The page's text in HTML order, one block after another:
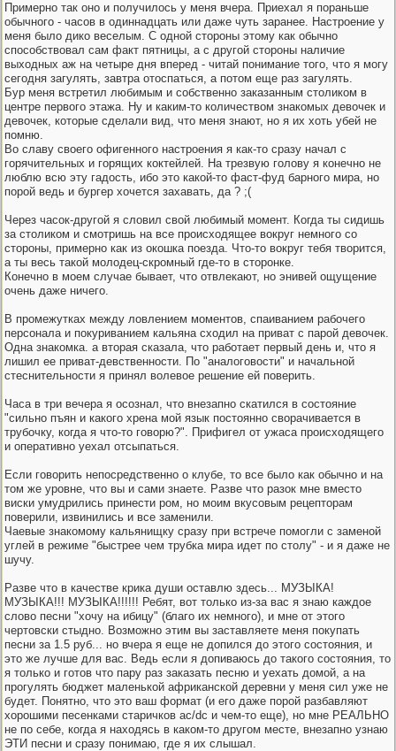
Примерно так оно и получилось у меня вчера. Приехал я пораньше
обычного - часов в одиннадцать или даже чуть заранее. Настроение у
меня было дико веселым. С одной стороны этому как обычно
способствовал сам факт пятницы, а с другой стороны наличие
выходных аж на четыре дня вперед - читай понимание того, что я могу
сегодня загулять, завтра отоспаться, а потом еще раз загулять.
Бур меня встретил любимым и собственно заказанным столиком в
центре первого этажа. Ну и каким-то количеством знакомых девочек и
девочек, которые сделали вид, что меня знают, но я их хоть убей не
помню.
Во славу своего офигенного настроения я как-то сразу начал с
горячительных и горящих коктейлей. На трезвую голову я конечно не
люблю всю эту гадость, ибо это какой-то фаст-фуд барного мира, но
порой ведь и бургер хочется захавать, да ? ;(
Через часок-другой я словил свой любимый момент. Когда ты сидишь
за столиком и смотришь на все происходящее вокруг немного со
стороны, примерно как из окошка поезда. Что-то вокруг тебя творится,
а ты весь такой молодец-скромный где-то в сторонке.
Конечно в моем случае бывает, что отвлекают, но энивей ощущение
очень даже ничего.
В промежутках между ловлением моментов, спаиванием рабочего
персонала и покуриванием кальяна сходил на приват с парой девочек.
Одна знакомка. а вторая сказала, что работает первый день и, что я
лишил ее приват-девственности. По "аналоговости" и начальной
стеснительности я принял волевое решение ей поверить.
Часа в три вечера я осознал, что внезапно скатился в состояние
"сильно пъян и какого хрена мой язык постоянно сворачивается в
трубочку, когда я что-то говорю?". Прифигел от ужаса происходящего
и оперативно уехал отсыпаться.
Если говорить непосредственно о клубе, то все было как обычно и на
том же уровне, что вы и сами знаете. Разве что разок мне вместо
виски умудрились принести ром, но моим вкусовым рецепторам
поверили, извинились и все заменили.
Чаевые знакомому кальянищку сразу при встрече помогли с заменой
углей в режиме "быстрее чем трубка мира идет по столу" - и я даже не
шучу.
Разве что в качестве крика души оставлю здесь... МУЗЫКА!
МУЗЫКА!!! МУЗЫКА!!!!!! Ребят, вот только из-за вас я знаю каждое
слово песни "хочу на ибицу" (благо их немного), и мне от этого
чертовски стыдно. Возможно этим вы заставляете меня покупать
песни за 1.5 руб... но вчера я еще не допился до этого состояния, и
это же лучше для вас. Ведь если я допиваюсь до такого состояния, то
я только и готов что пару раз заказать песню и уехать домой, а на
прогулять бюджет маленькой африканской деревни у меня сил уже не
будет. Понятно, что это ваш формат (и его даже порой разбавляют
хорошими песенками старичков ac/dc и чем-то еще), но мне РЕАЛЬНО
не по себе, когда я находясь в каком-то другом месте, внезапно узнаю
ЭТИ песни и сразу понимаю, где я их слышал.